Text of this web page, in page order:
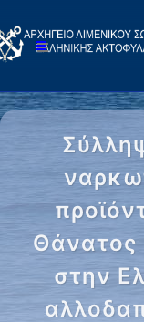
Θάνατος
στην